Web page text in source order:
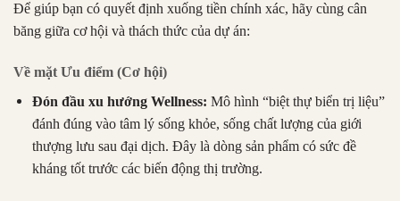
Để giúp bạn có quyết định xuống tiền chính xác, hãy cùng cân
băng giữa cơ hội và thách thức của dự án:
Về mặt Ưu điểm (Cơ hội)
Đón đầu xu hướng Wellness: Mô hình “biệt thự biển trị liệu”
đánh đúng vào tâm lý sống khỏe, sống chất lượng của giới
thượng lưu sau đại dịch. Đây là dòng sản phẩm có sức đề
kháng tốt trước các biến động thị trường.